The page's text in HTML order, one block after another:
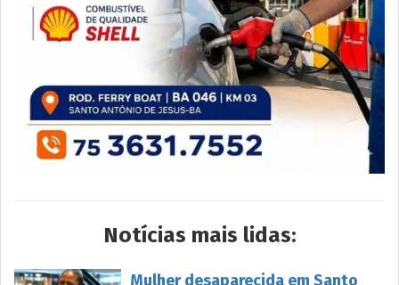
Notícias mais lidas:
Mulher desaparecida em Santo